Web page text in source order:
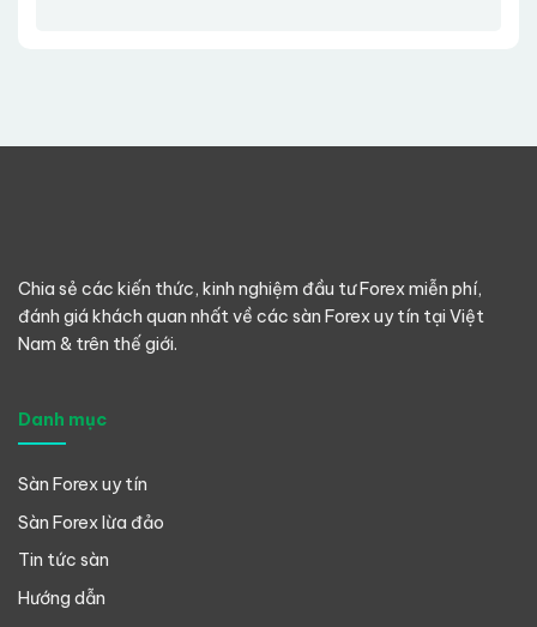
Chia sẻ các kiến thức, kinh nghiệm đầu tư Forex miễn phí,
đánh giá khách quan nhất về các sàn Forex uy tín tại Việt
Nam & trên thế giới.
Danh mục
Sàn Forex uy tín
Sàn Forex lừa đảo
Tin tức sàn
Hướng dẫn